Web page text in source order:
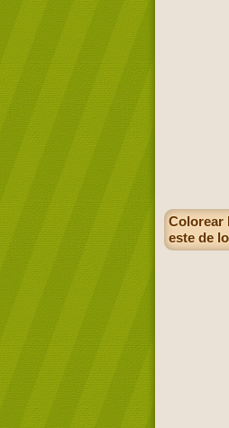
Colorear
este de